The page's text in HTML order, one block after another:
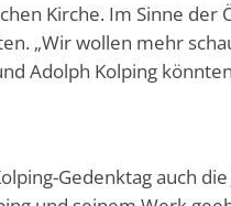
Kirche. Im Sinne der
„Wir wollen mehr
Adolph Kolping
Gedenktag auch